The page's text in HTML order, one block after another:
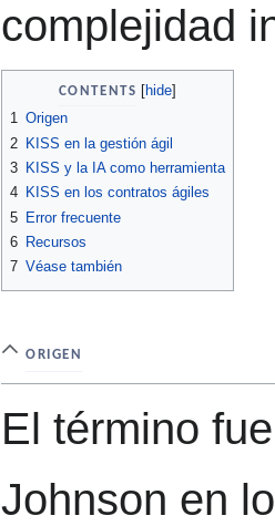
complejidad
CONTENTS
1 Origen
2 KISS en la gestión ágil
3 KISS y la IA como herramienta
4 KISS en los contratos ágiles
5 Error frecuente
6 Recursos
7 Véase también
ORIGEN
El término
Johnson en